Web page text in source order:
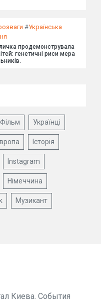
#Українська
продемонструвала
генетичні риси мера
Фільм Українці
Історія
Instagram
Німеччина
Музикант
Киева. События